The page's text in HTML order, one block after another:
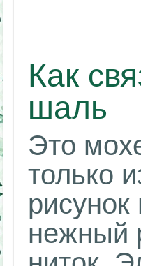
Как
шаль
Это
только
рисунок
нежный